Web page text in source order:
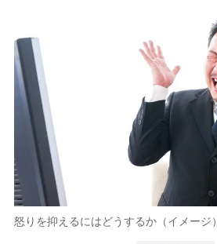
怒りを抑えるにはどうするか（イメージ）